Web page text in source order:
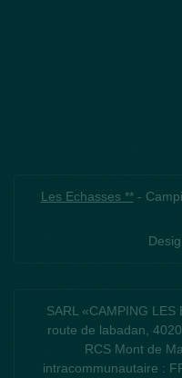
Les Echasses **-
SARL «CAMPING LES
route de labadan,
RCS Mont de
intracommunautaire :